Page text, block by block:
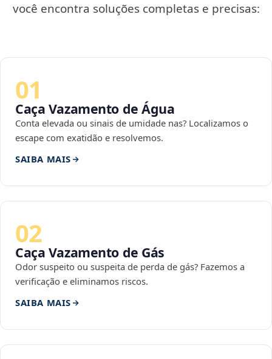
você encontra soluções completas e precisas:
01
Caça Vazamento de Água
Conta elevada ou sinais de umidade nas? Localizamos o
escape com exatidão e resolvemos.
SAIBA MAIS
02
Caça Vazamento de Gás
Odor suspeito ou suspeita de perda de gás? Fazemos a
verificação e eliminamos riscos.
SAIBA MAIS